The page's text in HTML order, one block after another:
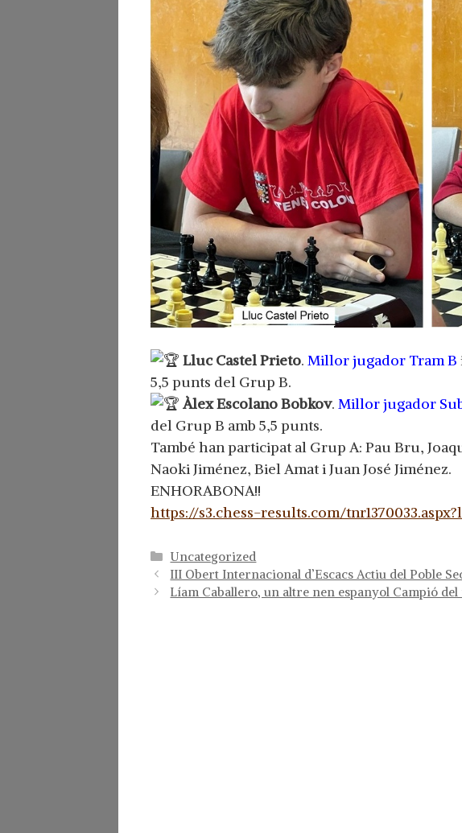
Lluc Castel Prieto. Millor jugador Tram B
5,5 punts del Grup B.
Àlex Escolano Bobkov. Millor jugador
del Grup B amb 5,5 punts.
També han participat al Grup A: Pau Bru,
Naoki Jiménez, Biel Amat i Juan José Jiménez.
ENHORABONA!!
https://s3.chess-results.com/
Categorías
Uncategorized
III Obert Internacional d’Escacs Actiu del Poble
Líam Caballero, un altre nen espanyol Campió del